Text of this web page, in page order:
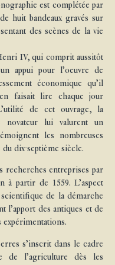
est complétée par
huit bandeaux gravés sur
des scènes de la vie
IV, qui comprit aussitôt
appui pour l’oeuvre de
économique qu’il
faisait lire chaque jour
de cet ouvrage, la
novateur lui valurent un
les nombreuses
dix-septième siècle.
recherches entreprises par
à partir de 1559. L’aspect
de la démarche
l’apport des antiques et de
expérimentations.
s’inscrit dans le cadre
de l’agriculture dès les